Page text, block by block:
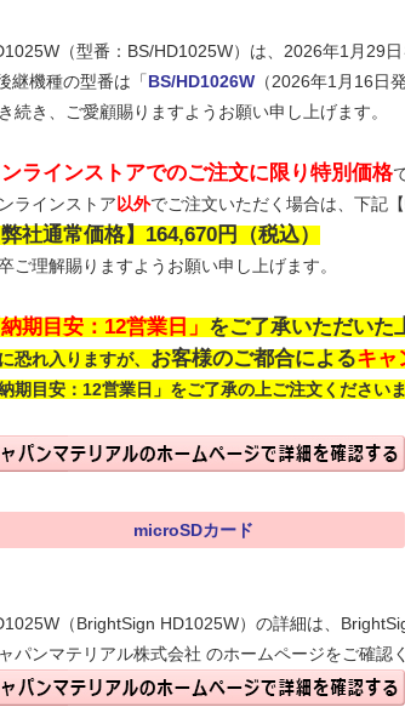
（型番：BS/HD1025W）は、2026年1月29
継機種の型番は「BS/HD1026W （2026年1月16日
続き、ご愛顧賜りますようお願い申し上げます。
ラインストアでのご注文に限り特別価格
ラインストア 以外でご注文いただく場合は、下記
社通常価格】164,670円（税込）
ご理解賜りますようお願い申し上げます。
期目安：12営業日」 をご了承いただいた
恐れ入りますが、 お客様のご都合によるキャ
期目安：12営業日」をご了承の上ご注文ください
microSDカード
（BrightSign HD1025W）の詳細は、
パンマテリアル株式会社 のホームページをご確認